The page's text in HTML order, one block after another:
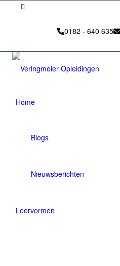
0182 - 640 635
Home
Blogs
Nieuwsberichten
Leervormen